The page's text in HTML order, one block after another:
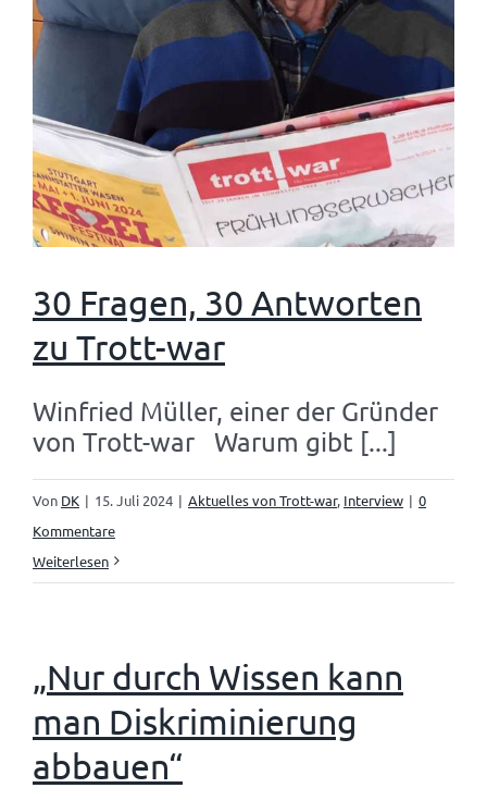
30 Fragen, 30 Antworten
zu Trott-war
Winfried Müller, einer der Gründer
von Trott-war Warum gibt [...]
Von DK | 15. Juli 2024 | Aktuelles von Trott-war, Interview | 0
Kommentare
Weiterlesen
„Nur durch Wissen kann
man Diskriminierung
abbauen“